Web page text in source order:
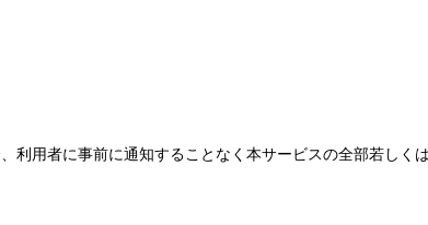
利用者に事前に通知することなく本サービスの全部若しく